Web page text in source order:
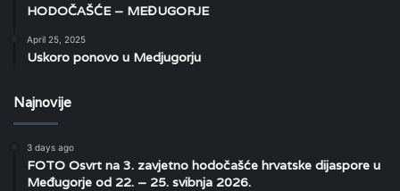
HODOČAŠĆE – MEĐUGORJE
April 25, 2025
Uskoro ponovo u Medjugorju
Najnovije
3 days ago
FOTO Osvrt na 3. zavjetno hodočašće hrvatske dijaspore u
Međugorje od 22. – 25. svibnja 2026.